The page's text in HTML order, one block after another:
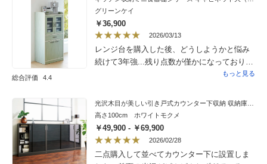
たというくらいめちゃくちゃ大変そうでし
た。配送、組み立てのご担当の方お世話にな
りましてありがとうございました。
総合評価 4.4
グリーンケイ
￥36,900
2026/03/13
レンジ台を購入した後、どうしようかと悩み
続けて3年強...残り点数が僅かになっており、
生産終了するのかと思い、ようやく決断して
いでした）大きさ、色も気に入っており推し
にも綺麗と褒めてもらえたので購入して本当
に良かったです。
もっと見る
光沢木目が美しい引き戸式カウンター下収納 収納庫幅90cm
高さ100cm ホワイトモクメ
￥49,900 - ￥69,900
2026/02/28
二点購入して並べてカウンター下に設置しま